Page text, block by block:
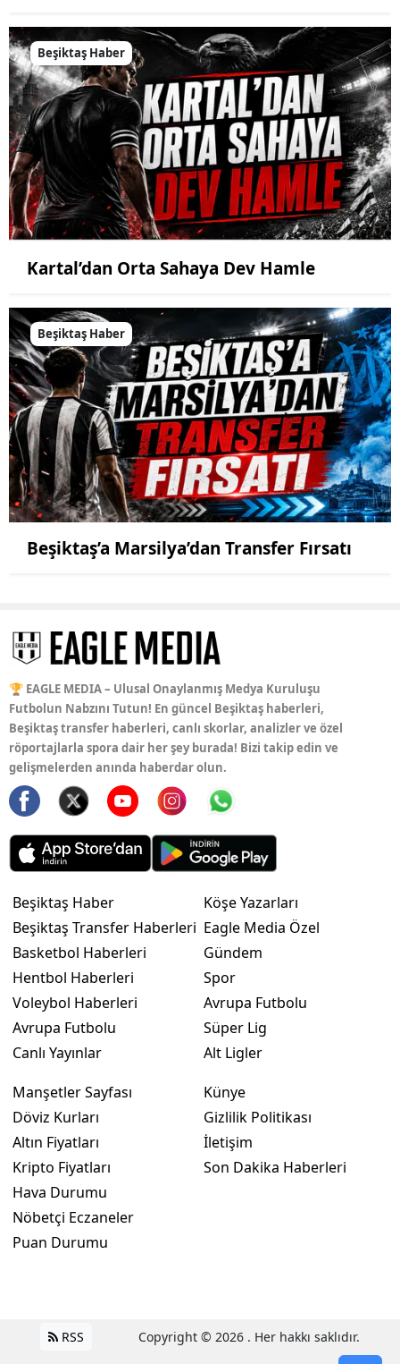
Beşiktaş Haber
Kartal’dan Orta Sahaya Dev Hamle
Beşiktaş Haber
Beşiktaş’a Marsilya’dan Transfer Fırsatı
🏆 EAGLE MEDIA – Ulusal Onaylanmış Medya Kuruluşu
Futbolun Nabzını Tutun! En güncel Beşiktaş haberleri,
Beşiktaş transfer haberleri, canlı skorlar, analizler ve özel
röportajlarla spora dair her şey burada! Bizi takip edin ve
gelişmelerden anında haberdar olun.
Beşiktaş Haber
Beşiktaş Transfer Haberleri
Basketbol Haberleri
Hentbol Haberleri
Voleybol Haberleri
Avrupa Futbolu
Canlı Yayınlar
Köşe Yazarları
Eagle Media Özel
Gündem
Spor
Avrupa Futbolu
Süper Lig
Alt Ligler
Manşetler Sayfası
Döviz Kurları
Altın Fiyatları
Kripto Fiyatları
Hava Durumu
Nöbetçi Eczaneler
Puan Durumu
Künye
Gizlilik Politikası
İletişim
Son Dakika Haberleri
RSS Copyright © 2026 . Her hakkı saklıdır.